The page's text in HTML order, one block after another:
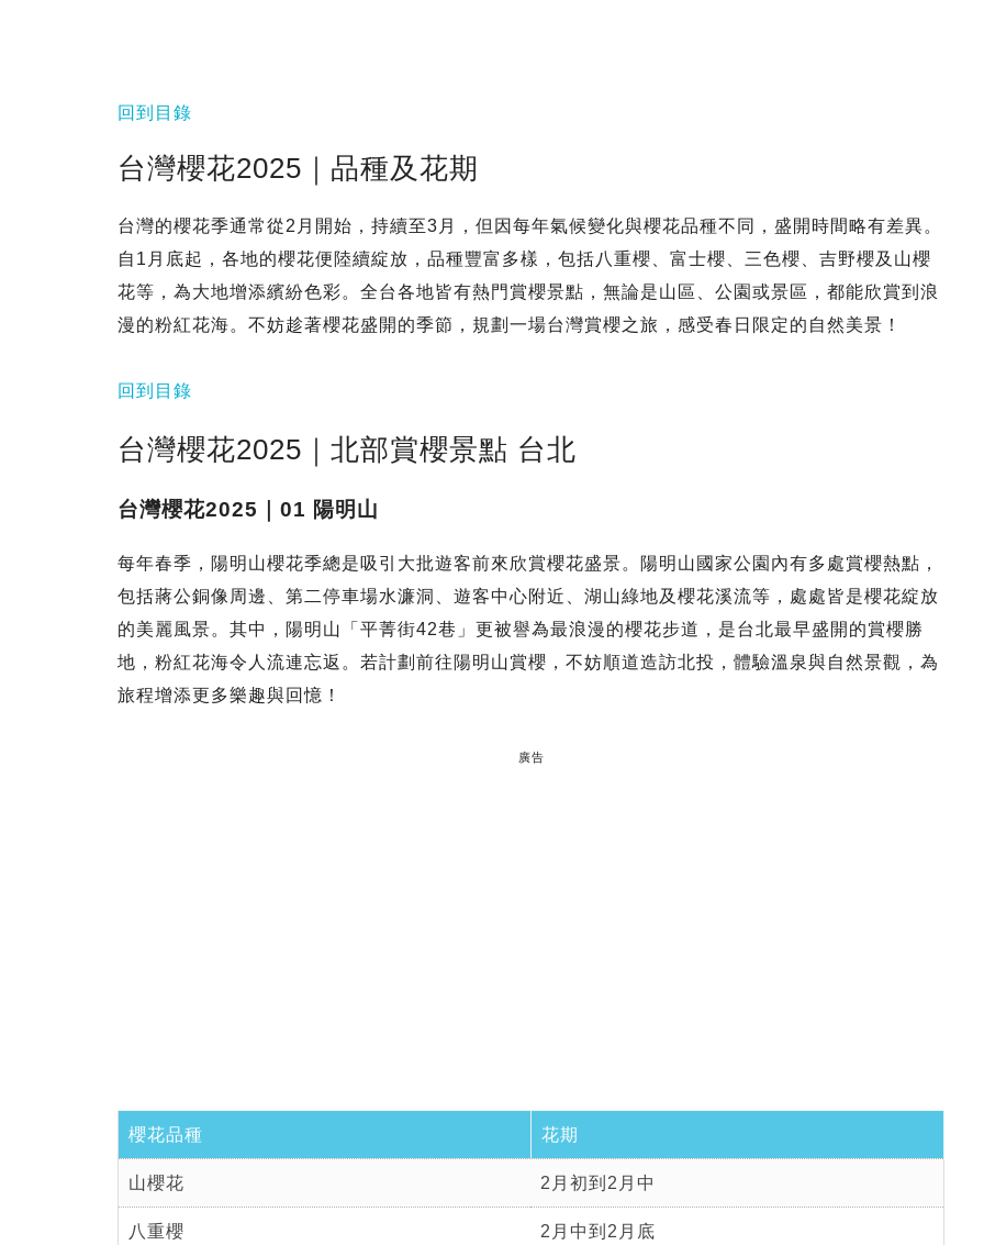
回到目錄
台灣櫻花2025｜品種及花期
台灣的櫻花季通常從2月開始，持續至3月，但因每年氣候變化與櫻花品種不同，盛開時間略有差異。
自1月底起，各地的櫻花便陸續綻放，品種豐富多樣，包括八重櫻、富士櫻、三色櫻、吉野櫻及山櫻
花等，為大地增添繽紛色彩。全台各地皆有熱門賞櫻景點，無論是山區、公園或景區，都能欣賞到浪
漫的粉紅花海。不妨趁著櫻花盛開的季節，規劃一場台灣賞櫻之旅，感受春日限定的自然美景！
回到目錄
台灣櫻花2025｜北部賞櫻景點 台北
台灣櫻花2025｜01 陽明山
每年春季，陽明山櫻花季總是吸引大批遊客前來欣賞櫻花盛景。陽明山國家公園內有多處賞櫻熱點，
包括蔣公銅像周邊、第二停車場水濂洞、遊客中心附近、湖山綠地及櫻花溪流等，處處皆是櫻花綻放
的美麗風景。其中，陽明山「平菁街42巷」更被譽為最浪漫的櫻花步道，是台北最早盛開的賞櫻勝
地，粉紅花海令人流連忘返。若計劃前往陽明山賞櫻，不妨順道造訪北投，體驗溫泉與自然景觀，為
旅程增添更多樂趣與回憶！
廣告
櫻花品種 花期
山櫻花 2月初到2月中
八重櫻 2月中到2月底